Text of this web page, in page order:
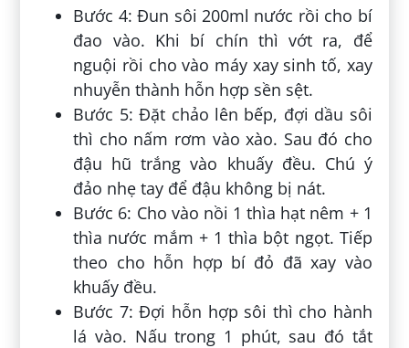
Bước 4: Đun sôi 200ml nước rồi cho bí
đao vào. Khi bí chín thì vớt ra, để
nguội rồi cho vào máy xay sinh tố, xay
nhuyễn thành hỗn hợp sền sệt.
Bước 5: Đặt chảo lên bếp, đợi dầu sôi
thì cho nấm rơm vào xào. Sau đó cho
đậu hũ trắng vào khuấy đều. Chú ý
đảo nhẹ tay để đậu không bị nát.
Bước 6: Cho vào nồi 1 thìa hạt nêm + 1
thìa nước mắm + 1 thìa bột ngọt. Tiếp
theo cho hỗn hợp bí đỏ đã xay vào
khuấy đều.
Bước 7: Đợi hỗn hợp sôi thì cho hành
lá vào. Nấu trong 1 phút, sau đó tắt